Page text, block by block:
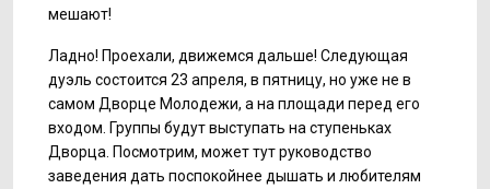
мешают!
Ладно! Проехали, движемся дальше! Следующая
дуэль состоится 23 апреля, в пятницу, но уже не в
самом Дворце Молодежи, а на площади перед его
входом. Группы будут выступать на ступеньках
Дворца. Посмотрим, может тут руководство
заведения дать поспокойнее дышать и любителям